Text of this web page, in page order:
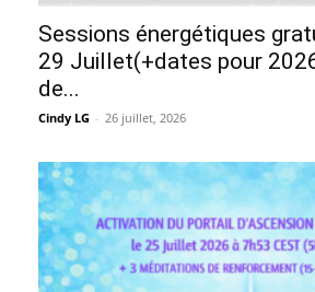
Sessions énergétiques
29 Juillet(+dates pour
de...
Cindy LG - 26 juillet, 2026